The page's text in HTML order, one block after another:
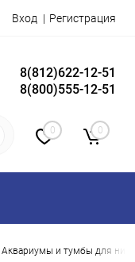
Вход Регистрация
8(812)622-12-51
8(800)555-12-51
0 0
Аквариумы и тумбы для них